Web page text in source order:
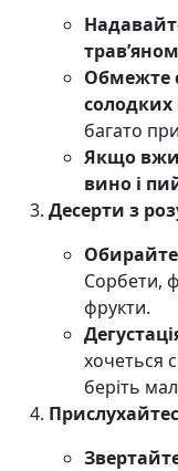
Обмежте
солодких
багато
Якщо
вино і
Десерти з
Сорбети,
фрукти.
хочеться
беріть